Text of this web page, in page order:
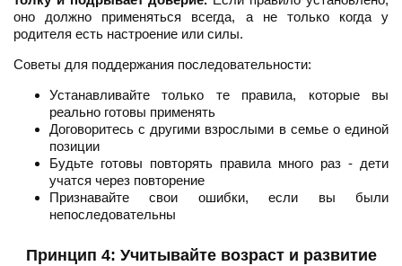
оно должно применяться всегда, а не только когда у
родителя есть настроение или силы.
Советы для поддержания последовательности:
Устанавливайте только те правила, которые вы
реально готовы применять
Договоритесь с другими взрослыми в семье о единой
позиции
Будьте готовы повторять правила много раз - дети
учатся через повторение
Признавайте свои ошибки, если вы были
непоследовательны
Принцип 4: Учитывайте возраст и развитие